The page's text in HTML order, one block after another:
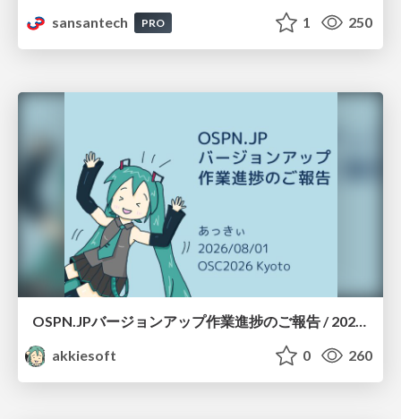
sansantech PRO 1 250
OSPN.JPバージョンアップ作業進捗のご報告 / 20260801-osc26kyoto
akkiesoft
0 260